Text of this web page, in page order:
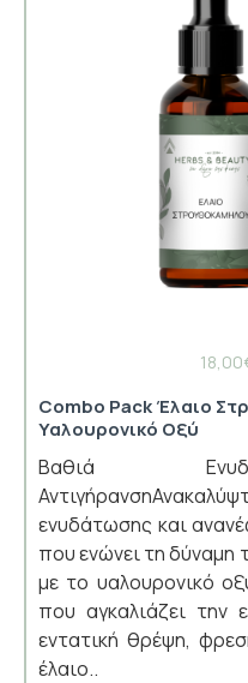
Combo Pack Έλαιο
Υαλουρονικό Οξύ
Βαθιά
ενυδάτωσης και
που ενώνει τη δύναμη
με το υαλουρονικό
που αγκαλιάζει την
εντατική θρέψη,
έλαιο..